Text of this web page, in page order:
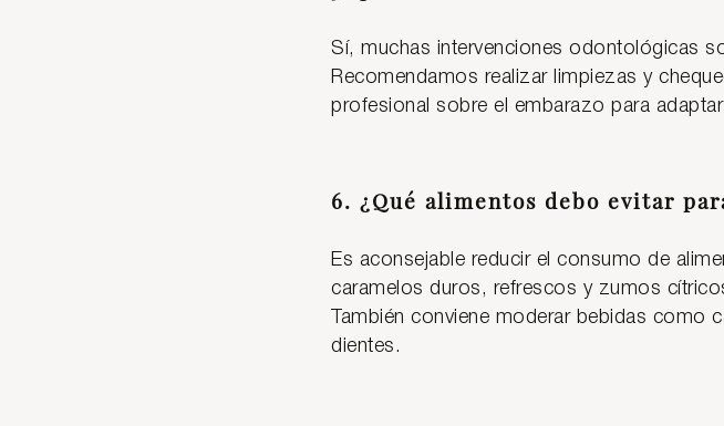
Sí, muchas intervenciones odontológicas
Recomendamos realizar limpiezas y
profesional sobre el embarazo para
6. ¿Qué alimentos debo evitar
Es aconsejable reducir el consumo de
caramelos duros, refrescos y zumos
También conviene moderar bebidas como
dientes.